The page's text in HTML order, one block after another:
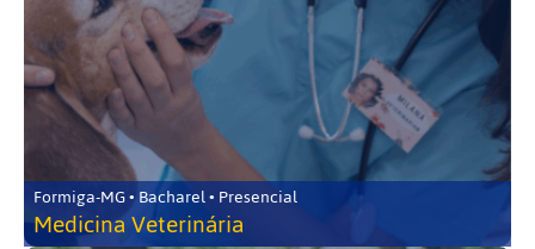
Formiga-MG • Bacharel • Presencial
Medicina Veterinária